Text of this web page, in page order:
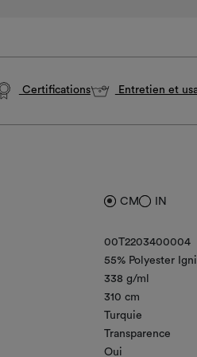
Certifications Entretien et
CM IN
00T2203400004
55% Polyester
338 g/ml
310 cm
Turquie
Transparence
Oui